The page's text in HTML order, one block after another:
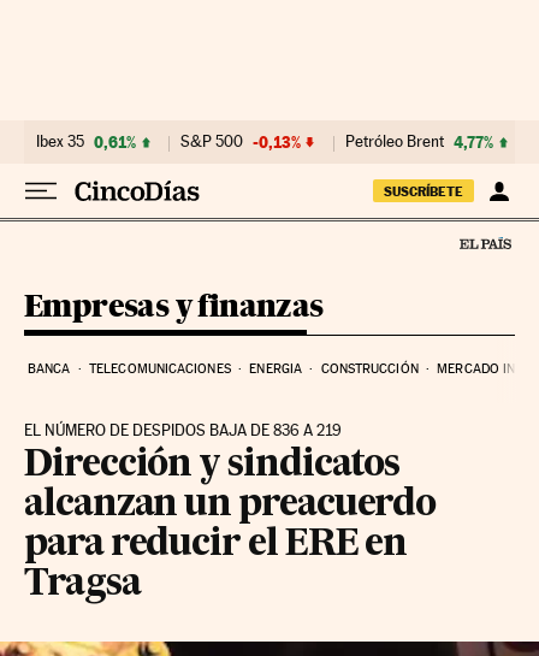
Ibex 35 0,61% S&P 500 -0,13% Petróleo Brent 4,77%
SUSCRÍBETE
Empresas y finanzas
BANCA TELECOMUNICACIONES ENERGIA CONSTRUCCIÓN MERCADO
EL NÚMERO DE DESPIDOS BAJA DE 836 A 219
Dirección y sindicatos
alcanzan un preacuerdo
para reducir el ERE en
Tragsa